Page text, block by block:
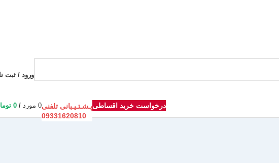
ورود / ثبت
درخواست خرید اقساطیپـشـتـیـبانی تلفنی
09331620810
0 مورد /
0